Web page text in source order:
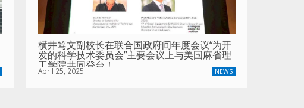
横井笃文副校长在联合国政府间年度会议“为开
发的科学技术委员会”主要会议上与美国麻省理
工学院共同登台！
NEWS
April 25, 2025